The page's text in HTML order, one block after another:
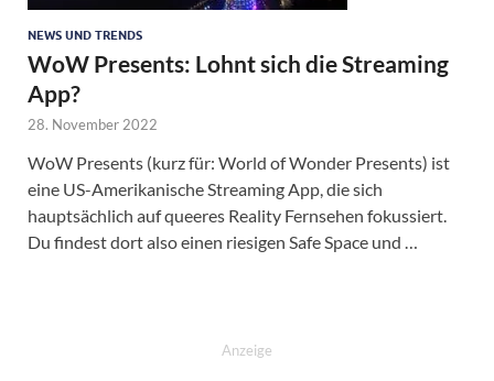
NEWS UND TRENDS
WoW Presents: Lohnt sich die Streaming
App?
28. November 2022
WoW Presents (kurz für: World of Wonder Presents) ist
eine US-Amerikanische Streaming App, die sich
hauptsächlich auf queeres Reality Fernsehen fokussiert.
Du findest dort also einen riesigen Safe Space und …
Anzeige